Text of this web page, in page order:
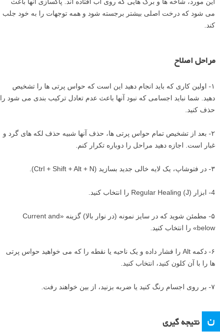
این مورد، شاخه ها و برگ هایی که روی آب افتاده اند. پاکسازی آنها باعث
می شود که درخت اصلی بیشتر برجسته شود و همه توجهات را به خود جلب
کند.
مراحل اصلاح
۱- اولین کاری که باید انجام دهید این است که حواس پرتی ها را تشخیص
دهید. شما نباید اجسامی که نبود آنها باعث عدم تعادل ترکیب بندی می شود را
حذف کنید.
۲- بعد از تشخیص تمام حواس پرتی ها، حذف آنها شبیه حذف لکه های گرد و
غبار است. اجازه دهید مراحل را دوباره تکرار کنم.
۳- در فتوشاپ، یک لایه خالی جدید بسازید (Ctrl + Shift + Alt + N).
4- ابزار Regular Healing (J) را انتخاب کنید.
۵- مطمئن شوید که در سایز نمونه (در نوار بالا) گزینه «Current and
below» را انتخاب کنید.
۶- دکمه Alt را فشار داده و یک ناحیه یا نقطه را که می خواهید حواس پرتی
ها را با آن کلون کنید، انتخاب کنید.
۷- بر روی اجسام رنگ کنید یا ضربه بزنید، از بین خواهند رفت.
ن نتیجه گیری